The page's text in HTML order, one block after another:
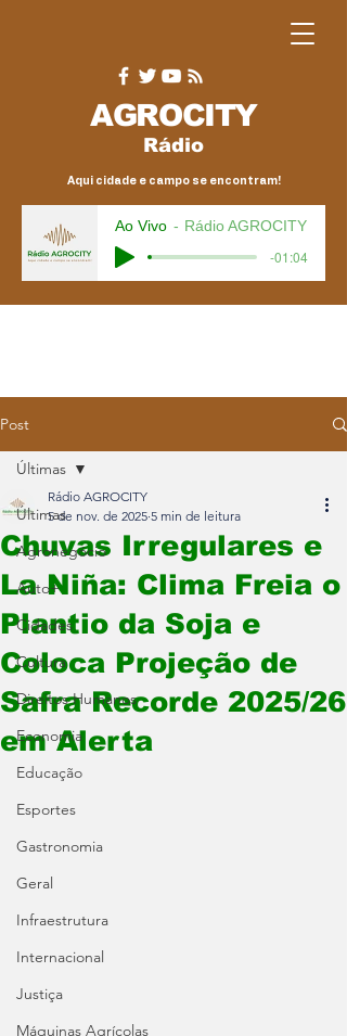
AGROCITY
Rádio
Aqui cidade e campo se encontram!
Ao Vivo Rádio AGROCITY
-01:04
Post
Últimas
Agronegócio
Auto+
Cidades
Cultura
Direitos Humanos
Economia
Educação
Esportes
Gastronomia
Geral
Infraestrutura
Internacional
Justiça
Máquinas Agrícolas
Últimas
Chuvas Irregulares e
La Niña: Clima Freia o
Plantio da Soja e
Coloca Projeção de
Safra Recorde 2025/26
em Alerta
Rádio AGROCITY
5 de nov. de 2025 5 min de leitura